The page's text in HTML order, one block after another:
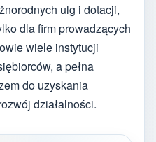
ulg i dotacji,
dla firm prowadzących
wiele instytucji
a pełna
do uzyskania
działalności.